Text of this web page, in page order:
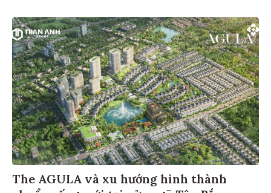
The AGULA và xu hướng hình thành